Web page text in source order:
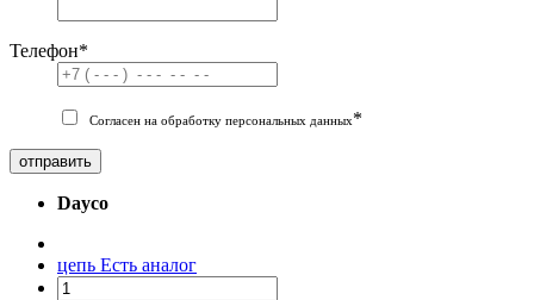
Телефон*
Согласен на обработку персональных данных*
отправить
Dayco
цепь Есть аналог